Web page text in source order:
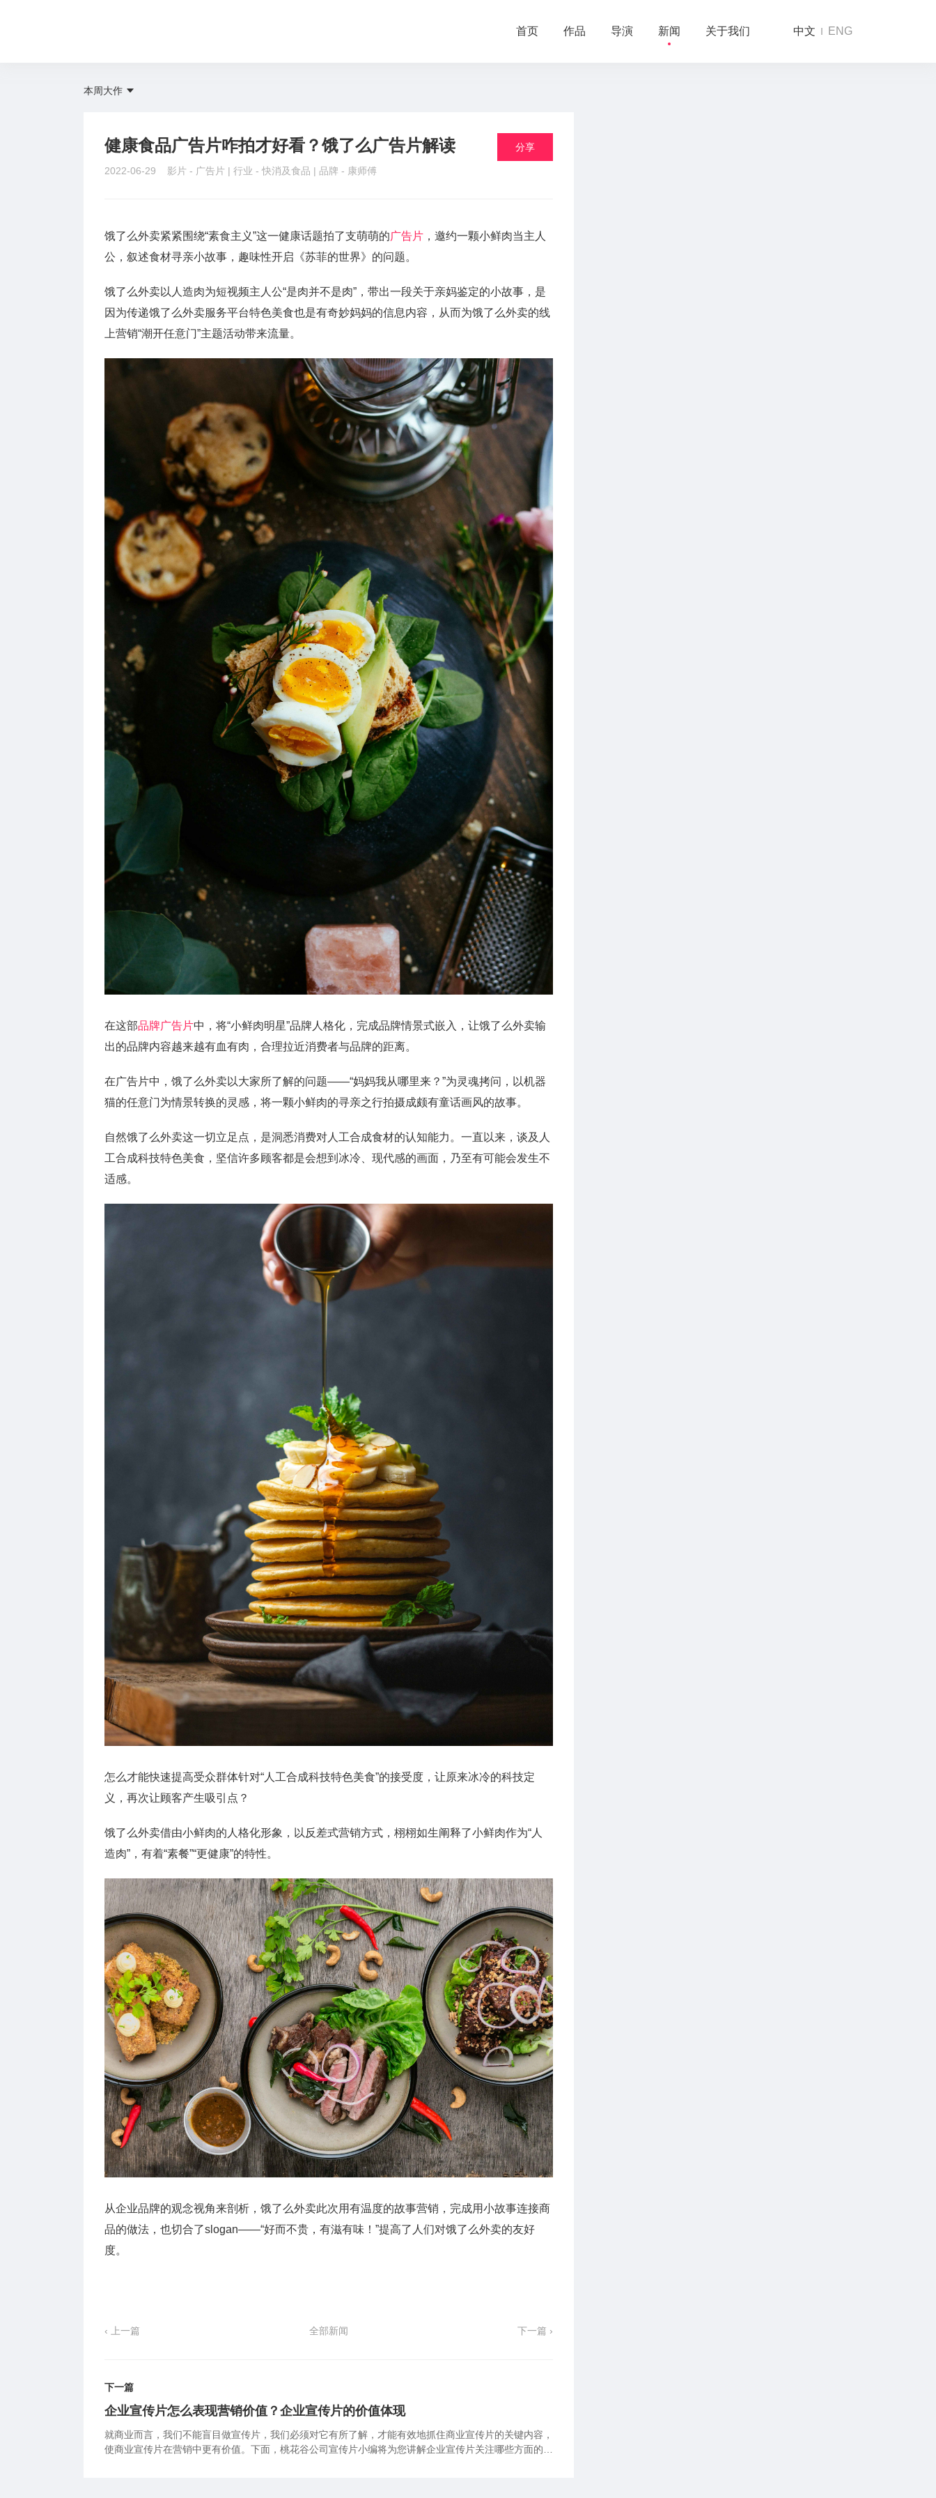
首页 作品 导演 新闻 关于我们 中文 ENG
本周大作
健康食品广告片咋拍才好看？饿了么广告片解读
2022-06-29 影片 - 广告片 | 行业 - 快消及食品 | 品牌 - 康师傅
分享
饿了么外卖紧紧围绕“素食主义”这一健康话题拍了支萌萌的广告片 ，邀约一颗小鲜肉当主人
公，叙述食材寻亲小故事，趣味性开启《苏菲的世界》的问题。
饿了么外卖以人造肉为短视频主人公“是肉并不是肉”，带出一段关于亲妈鉴定的小故事，是
因为传递饿了么外卖服务平台特色美食也是有奇妙妈妈的信息内容，从而为饿了么外卖的线
上营销“潮开任意门”主题活动带来流量。
在这部品牌广告片中，将“小鲜肉明星”品牌人格化，完成品牌情景式嵌入，让饿了么外卖输
出的品牌内容越来越有血有肉，合理拉近消费者与品牌的距离。
在广告片中，饿了么外卖以大家所了解的问题——“妈妈我从哪里来？”为灵魂拷问，以机器
猫的任意门为情景转换的灵感，将一颗小鲜肉的寻亲之行拍摄成颇有童话画风的故事。
自然饿了么外卖这一切立足点，是洞悉消费对人工合成食材的认知能力。一直以来，谈及人
工合成科技特色美食，坚信许多顾客都是会想到冰冷、现代感的画面，乃至有可能会发生不
适感。
怎么才能快速提高受众群体针对“人工合成科技特色美食”的接受度，让原来冰冷的科技定
义，再次让顾客产生吸引点？
饿了么外卖借由小鲜肉的人格化形象，以反差式营销方式，栩栩如生阐释了小鲜肉作为“人
造肉”，有着“素餐”“更健康”的特性。
从企业品牌的观念视角来剖析，饿了么外卖此次用有温度的故事营销，完成用小故事连接商
品的做法，也切合了slogan——“好而不贵，有滋有味！”提高了人们对饿了么外卖的友好
度。
‹ 上一篇 全部新闻 下一篇 ›
下一篇
企业宣传片怎么表现营销价值？企业宣传片的价值体现
就商业而言，我们不能盲目做宣传片，我们必须对它有所了解，才能有效地抓住商业宣传片的关键内容，
使商业宣传片在营销中更有价值。下面，桃花谷公司宣传片小编将为您讲解企业宣传片关注哪些方面的业